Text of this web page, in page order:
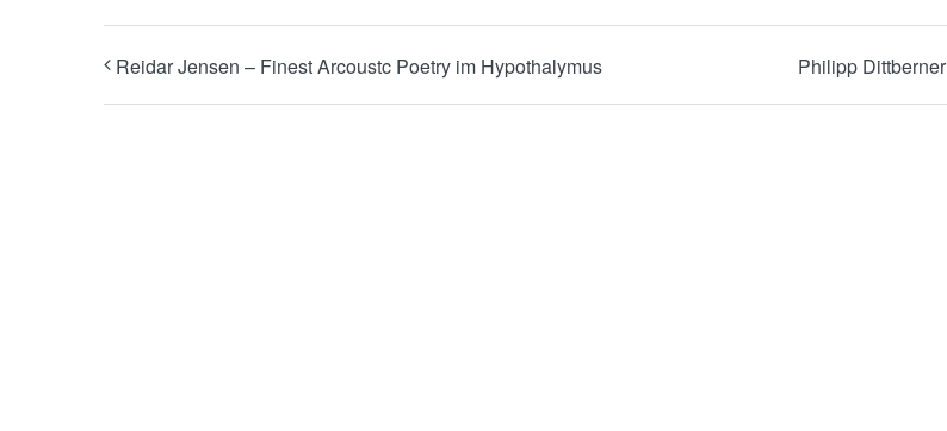
Reidar Jensen – Finest Arcoustc Poetry im Hypothalymus Philipp Dittberner